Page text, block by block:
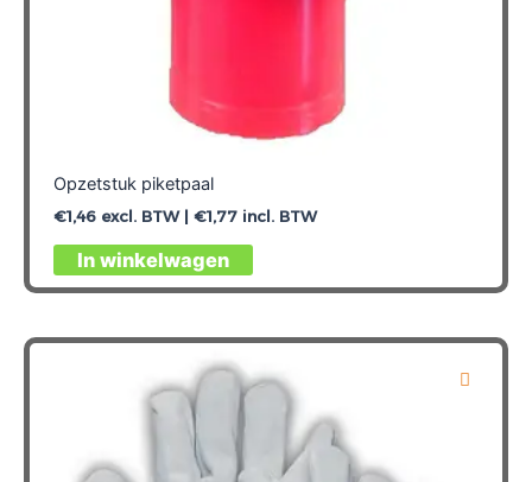
Opzetstuk piketpaal
€1,46excl. BTW | €1,77incl. BTW
In winkelwagen